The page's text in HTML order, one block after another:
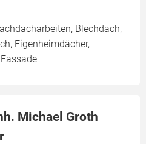
Blechdach,
Eigenheimdächer,
Michael Groth